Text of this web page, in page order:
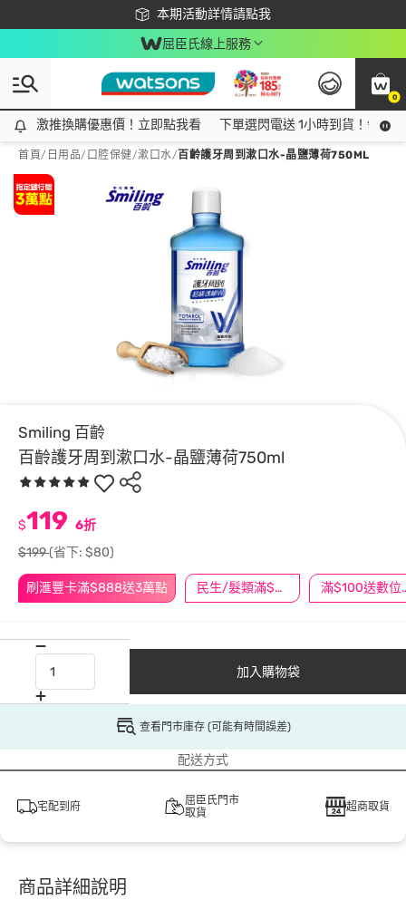
本期活動詳情請點我
下載app最高回饋$350
屈臣氏線上服務
0
激推換購優惠價！立即點我看
激推換購優惠價！立即點我看 下單選閃電送 1小時到貨！領神
首頁/ 日用品/ 口腔保健/漱口水/ 百齡護牙周到漱口水-晶鹽薄荷750ML
Smiling 百齡
百齡護牙周到漱口水-晶鹽薄荷750ml
刷滙豐卡滿$888送3萬點 民生/髮類滿$388送舒潔冰巾 滿
$119 6折
$199(省下: $80)
加入購物袋
查看門市庫存 (可能有時間誤差)
配送方式
宅配到府
屈臣氏門市
取貨
超商取貨
商品詳細說明